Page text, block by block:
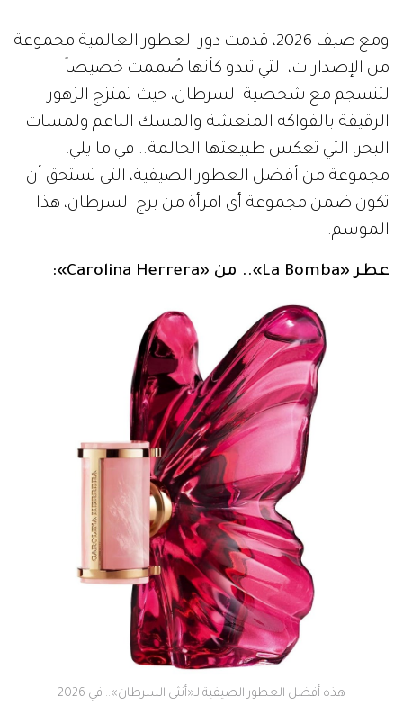
ومع صيف 2026، قدمت دور العطور العالمية مجموعة
من الإصدارات، التي تبدو كأنها صُممت خصيصاً
لتنسجم مع شخصية السرطان، حيث تمتزج الزهور
الرقيقة بالفواكه المنعشة والمسك الناعم ولمسات
البحر، التي تعكس طبيعتها الحالمة.. في ما يلي،
مجموعة من أفضل العطور الصيفية، التي تستحق أن
تكون ضمن مجموعة أي امرأة من برج السرطان، هذا
الموسم.
عطر «La Bomba».. من «Carolina Herrera»:
هذه أفضل العطور الصيفية لـ«أنثى السرطان».. في 2026